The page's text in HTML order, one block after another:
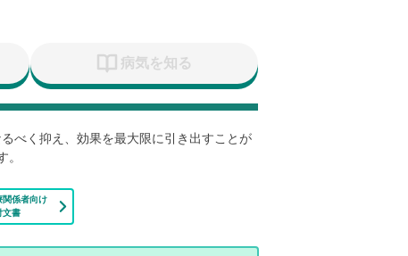
病気を知る
べく抑え、効果を最大限に引き出すことが
関係者向け
文書